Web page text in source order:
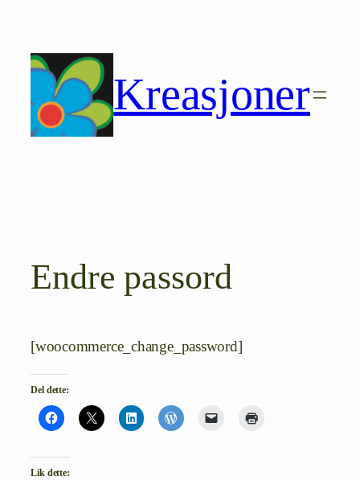
innhold
Kreasjoner
Endre passord
[woocommerce_change_password]
Del dette:
Lik dette: